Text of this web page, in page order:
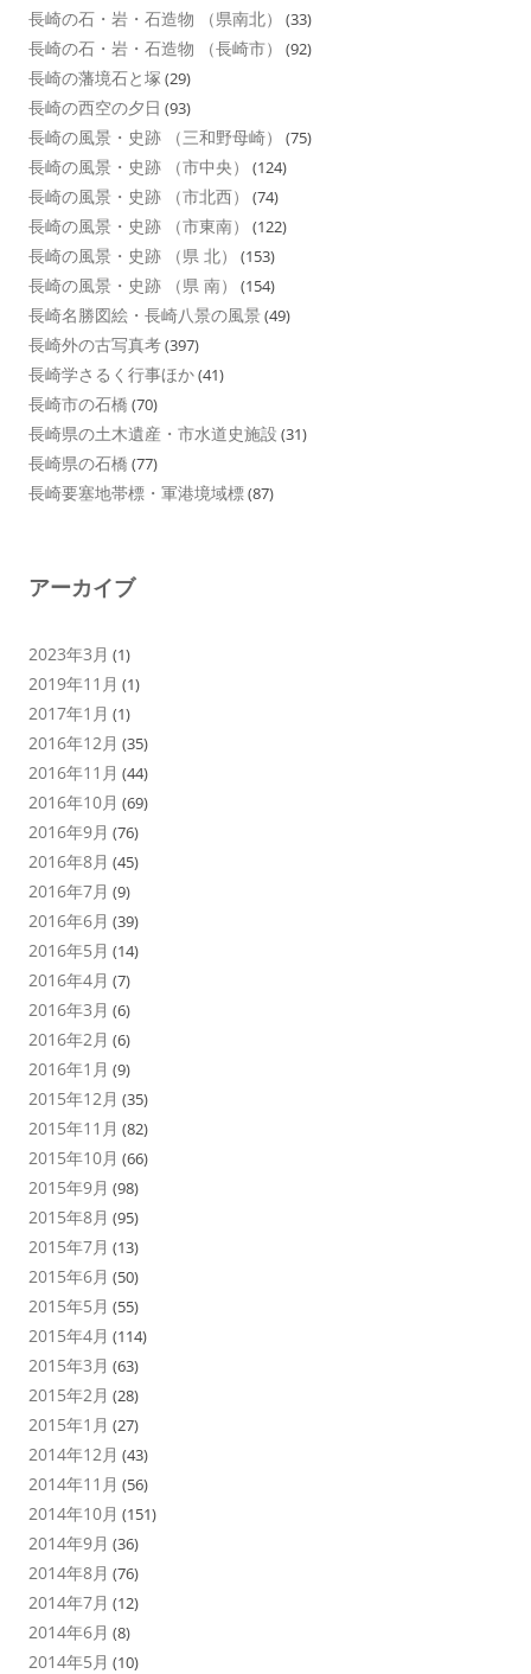
長崎の石・岩・石造物 （県南北） (33)
長崎の石・岩・石造物 （長崎市） (92)
長崎の藩境石と塚 (29)
長崎の西空の夕日 (93)
長崎の風景・史跡 （三和野母崎） (75)
長崎の風景・史跡 （市中央） (124)
長崎の風景・史跡 （市北西） (74)
長崎の風景・史跡 （市東南） (122)
長崎の風景・史跡 （県 北） (153)
長崎の風景・史跡 （県 南） (154)
長崎名勝図絵・長崎八景の風景 (49)
長崎外の古写真考(397)
長崎学さるく行事ほか(41)
長崎市の石橋 (70)
長崎県の土木遺産・市水道史施設 (31)
長崎県の石橋 (77)
長崎要塞地帯標・軍港境域標(87)
アーカイブ
2023年3月 (1)
2019年11月 (1)
2017年1月 (1)
2016年12月 (35)
2016年11月 (44)
2016年10月 (69)
2016年9月 (76)
2016年8月 (45)
2016年7月 (9)
2016年6月 (39)
2016年5月 (14)
2016年4月 (7)
2016年3月 (6)
2016年2月 (6)
2016年1月 (9)
2015年12月 (35)
2015年11月 (82)
2015年10月 (66)
2015年9月 (98)
2015年8月 (95)
2015年7月 (13)
2015年6月 (50)
2015年5月 (55)
2015年4月 (114)
2015年3月 (63)
2015年2月 (28)
2015年1月 (27)
2014年12月 (43)
2014年11月 (56)
2014年10月 (151)
2014年9月 (36)
2014年8月 (76)
2014年7月 (12)
2014年6月 (8)
2014年5月 (10)